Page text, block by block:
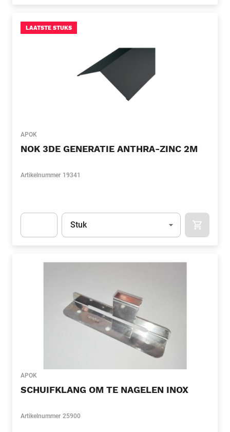
LAATSTE STUKS
APOK
NOK 3DE GENERATIE ANTHRA-ZINC 2M
Artikelnummer 19341
Eenheid
Stuk
APOK
SCHUIFKLANG OM TE NAGELEN INOX
Artikelnummer 25900